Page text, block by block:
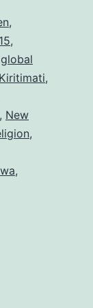
,
,
global
Kiritimati,
, New
,
,